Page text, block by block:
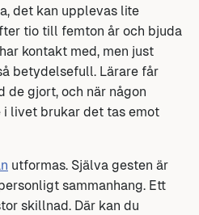
det kan upplevas lite
tio till femton år och bjuda
kontakt med, men just
betydelsefull. Lärare får
de gjort, och när någon
livet brukar det tas emot
utformas. Själva gesten är
sammanhang. Ett
skillnad. Där kan du